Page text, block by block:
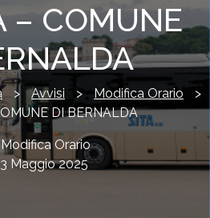
– COMUNE
> Avvisi > Modifica Orario
>
DI BERNALDA
Orario
Maggio 2025